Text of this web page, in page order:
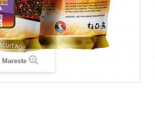
Mareste